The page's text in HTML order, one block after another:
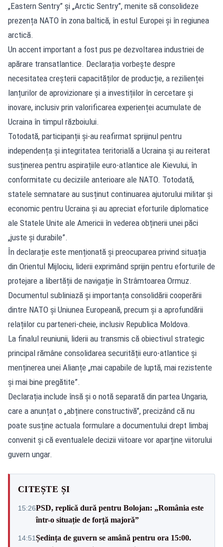
„Eastern Sentry” și „Arctic Sentry”, menite să consolideze
prezența NATO în zona baltică, în estul Europei și în regiunea
arctică.
Un accent important a fost pus pe dezvoltarea industriei de
apărare transatlantice. Declarația vorbește despre
necesitatea creșterii capacităților de producție, a rezilienței
lanțurilor de aprovizionare și a investițiilor în cercetare și
inovare, inclusiv prin valorificarea experienței acumulate de
Ucraina în timpul războiului.
Totodată, participanții și-au reafirmat sprijinul pentru
independența și integritatea teritorială a Ucraina și au reiterat
susținerea pentru aspirațiile euro-atlantice ale Kievului, în
conformitate cu deciziile anterioare ale NATO. Totodată,
statele semnatare au susținut continuarea ajutorului militar și
economic pentru Ucraina și au apreciat eforturile diplomatice
ale Statele Unite ale Americii în vederea obținerii unei păci
„juste și durabile”.
În declarație este menționată și preocuparea privind situația
din Orientul Mijlociu, liderii exprimând sprijin pentru eforturile de
protejare a libertății de navigație în Strâmtoarea Ormuz.
Documentul subliniază și importanța consolidării cooperării
dintre NATO și Uniunea Europeană, precum și a aprofundării
relațiilor cu parteneri-cheie, inclusiv Republica Moldova.
La finalul reuniunii, liderii au transmis că obiectivul strategic
principal rămâne consolidarea securității euro-atlantice și
menținerea unei Alianțe „mai capabile de luptă, mai rezistente
și mai bine pregătite”.
Declarația include însă și o notă separată din partea Ungaria,
care a anunțat o „abținere constructivă”, precizând că nu
poate susține actuala formulare a documentului drept limbaj
convenit și că eventualele decizii viitoare vor aparține viitorului
guvern ungar.
CITEȘTE ȘI
15:26PSD, replică dură pentru Bolojan: „România este
într-o situație de forță majoră”
14:51Ședința de guvern se amână pentru ora 15:00.